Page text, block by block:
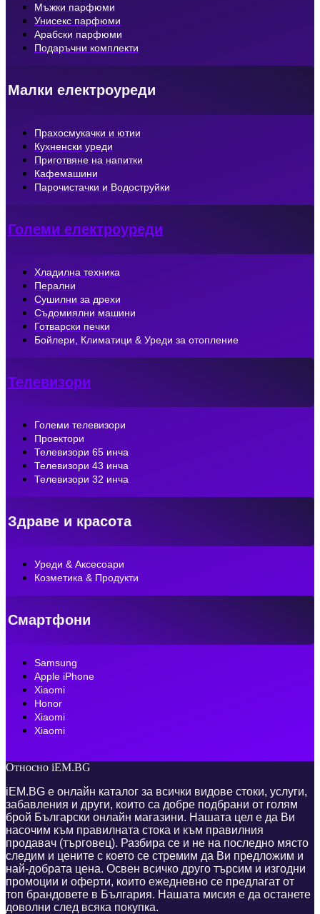
Мъжки парфюми
Унисекс парфюми
Арабски парфюми
Подаръчни комплекти
Малки електроуреди
Прахосмукачки и ютии
Кухненски уреди
Приготвяне на напитки
Кафемашини
Парочистачки и Водоструйки
Големи електроуреди
Хладилна техника
Перални
Сушилни за дрехи
Съдомиялни машини
Готварски печки
Бойлери, Климатици & Уреди за отопление
Телевизори
Големи телевизори
Проектори
Телевизори 65 инча
Телевизори 43 инча
Телевизори 32 инча
Здраве и красота
Уреди & Аксесоари
Козметика & Продукти
Смартфони
Samsung
Apple iPhone
Xiaomi
Honor
Xiaomi
Xiaomi
Относно iEM.BG
iEM.BG е онлайн каталог за всички видове стоки, услуги,
забавления и други, които са добре подбрани от голям
брой Български онлайн магазини. Нашата цел е да Ви
насочим към правилната стока и към правилния
продавач (търговец). Разбира се и не на последно място
следим и цените с което се стремим да Ви предложим и
най-добрата цена. Освен всичко друго търсим и изгодни
промоции и оферти, които ежедневно се предлагат от
топ брандовете в България. Нашата мисия е да останете
доволни след всяка покупка.